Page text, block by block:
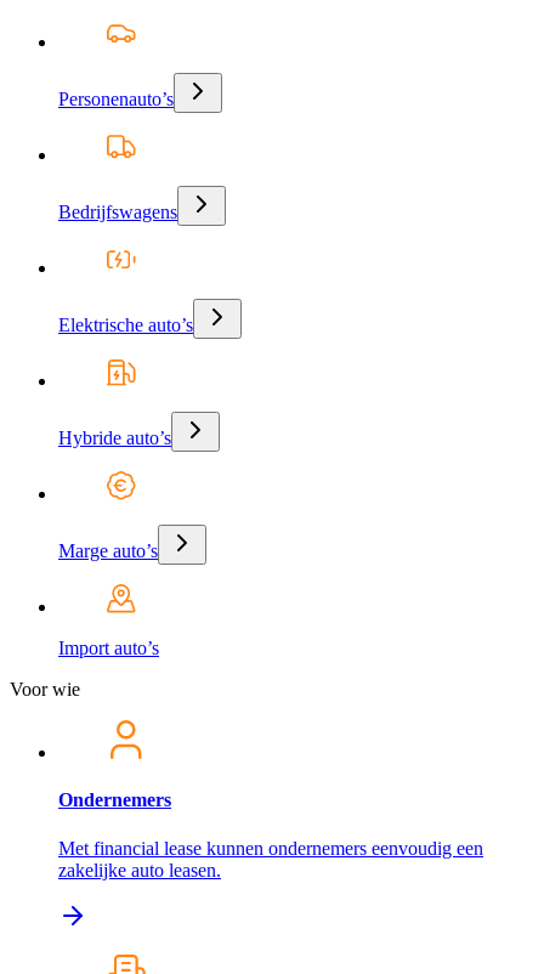
Personenauto’s
Bedrijfswagens
Elektrische auto’s
Hybride auto’s
Marge auto’s
Import auto’s
Voor wie
Ondernemers
Met financial lease kunnen ondernemers eenvoudig een
zakelijke auto leasen.